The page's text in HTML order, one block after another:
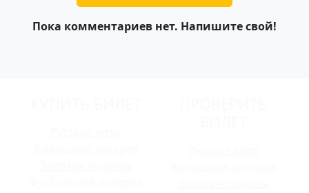
Пока комментариев нет. Напишите свой!